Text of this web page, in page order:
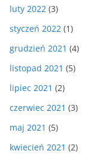
luty 2022 (3)
styczeń 2022 (1)
grudzień 2021 (4)
listopad 2021 (5)
lipiec 2021 (2)
czerwiec 2021 (3)
maj 2021 (5)
kwiecień 2021 (2)